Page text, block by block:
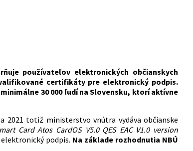
používateľov elektronických občianskych
certifikáty pre elektronický podpis.
30 000 ľudí na Slovensku, ktorí aktívne
2021 totiž ministerstvo vnútra vydáva občianske
Card Atos CardOS V5.0 QES EAC V1.0 version
podpis. Na základe rozhodnutia NBÚ